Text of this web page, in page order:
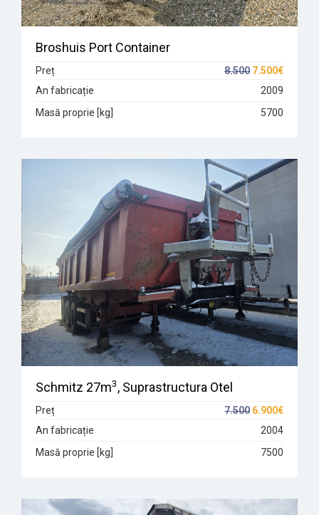
Broshuis Port Container
Preț 8.500 7.500€
An fabricație
2009
Masă proprie [kg]
5700
Schmitz 27m3, Suprastructura Otel
Preț 7.500 6.900€
An fabricație
2004
Masă proprie [kg]
7500